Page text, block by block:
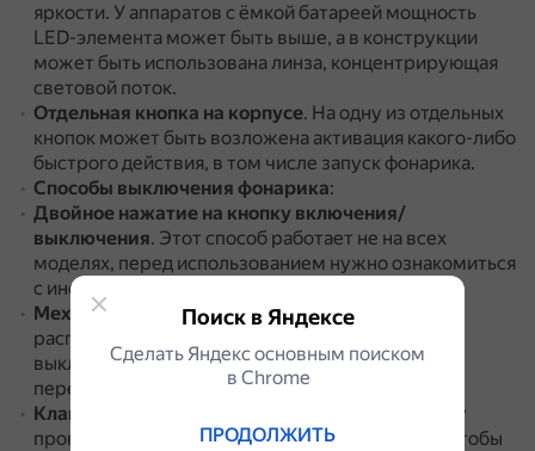
яркости. У аппаратов с ёмкой батареей мощность
LED-элемента может быть выше, а в конструкции
может быть использована линза, концентрирующая
световой поток.
Отдельная кнопка на корпусе. На одну из отдельных
кнопок может быть возложена активация какого-либо
быстрого действия, в том числе запуск фонарика.
Способы выключения фонарика:
Двойное нажатие на кнопку включения/
выключения. Этот способ работает не на всех
моделях, перед использованием нужно ознакомиться
с инструкцией к телефону.
Механический переключатель.Он обычно
расположен на боковой грани телефона.
выключить фонарик, нужно перевести
переключатель в положение «выключено».
Клавиша прокрутки
Дважды нажав на клавишу
прокрутки вверх, можно включить фонарик, а чтобы
Поиск в Яндексе
Сделать Яндекс основным поиском
в Сhrome
ПРОДОЛЖИТЬ